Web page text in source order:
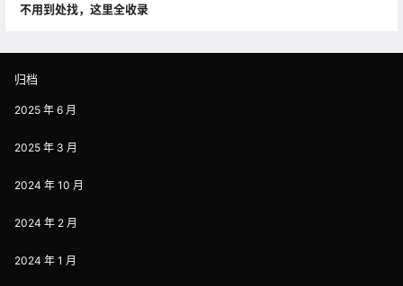
不用到处找，这里全收录
归档
2025 年 6 月
2025 年 3 月
2024 年 10 月
2024 年 2 月
2024 年 1 月